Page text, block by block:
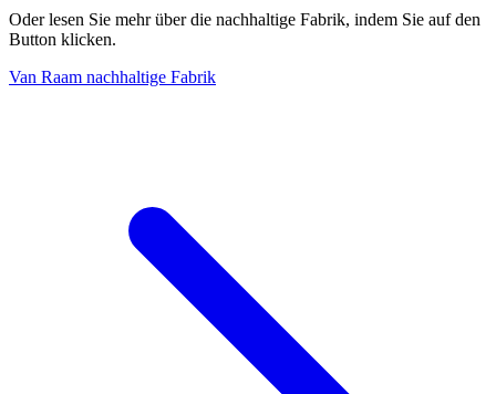
Oder lesen Sie mehr über die nachhaltige Fabrik, indem Sie auf den
Button klicken.
Van Raam nachhaltige Fabrik